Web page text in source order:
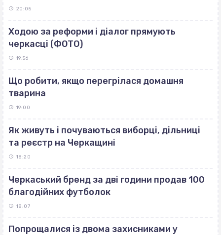
20:05
Ходою за реформи і діалог прямують
черкасці (ФОТО)
19:56
Що робити, якщо перегрілася домашня
тварина
19:00
Як живуть і почуваються виборці, дільниці
та реєстр на Черкащині
18:20
Черкаський бренд за дві години продав 100
благодійних футболок
18:07
Попрощалися із двома захисниками у